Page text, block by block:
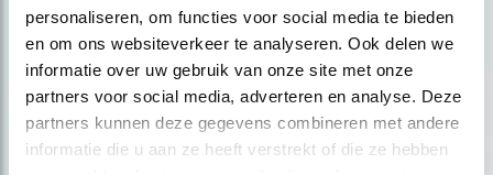
personaliseren, om functies voor social media te bieden
en om ons websiteverkeer te analyseren. Ook delen we
informatie over uw gebruik van onze site met onze
partners voor social media, adverteren en analyse. Deze
partners kunnen deze gegevens combineren met andere
informatie die u aan ze heeft verstrekt of die ze hebben